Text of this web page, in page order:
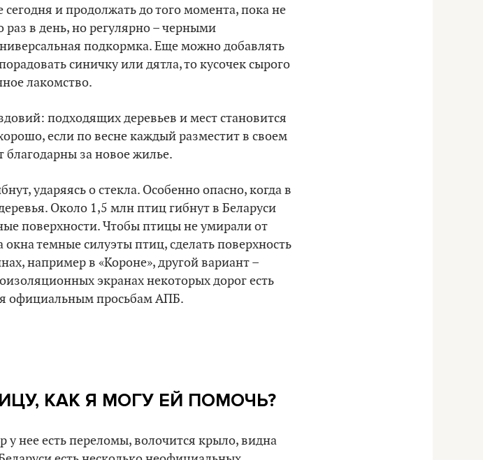
и продолжать до того момента, пока не
в день, но регулярно – черными
подкормка. Еще можно добавлять
синичку или дятла, то кусочек сырого
лакомство.
подходящих деревьев и мест становится
если по весне каждый разместит в своем
благодарны за новое жилье.
ударяясь о стекла. Особенно опасно, когда в
Около 1,5 млн птиц гибнут в Беларуси
поверхности. Чтобы птицы не умирали от
темные силуэты птиц, сделать поверхность
например в «Короне», другой вариант –
экранах некоторых дорог есть
официальным просьбам АПБ.
КАК Я МОГУ ЕЙ ПОМОЧЬ?
у нее есть переломы, волочится крыло, видна